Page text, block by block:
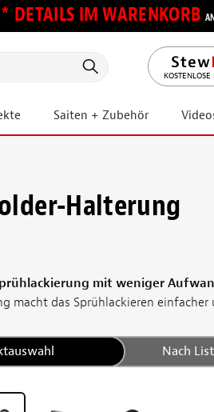
DETAILS IM WARENKORB
Saiten + Zubehör
Halterung
mit weniger
macht das Sprühlackieren einfacher
Nach